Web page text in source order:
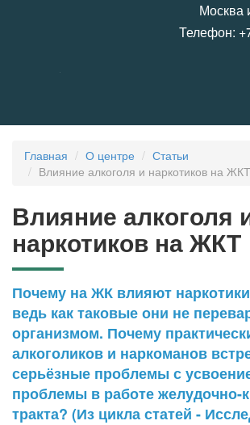
Москва
Телефон:
Главная О центре
Статьи
Влияние алкоголя и наркотиков на ЖКТ
Влияние алкоголя
наркотиков на ЖКТ
Почему на ЖК влияют
ведь как таковые они не
организмом. Почему
алкоголиков и наркоманов
серьёзные проблемы с
проблемы в работе желудочно-
тракта? (Из цикла статей -